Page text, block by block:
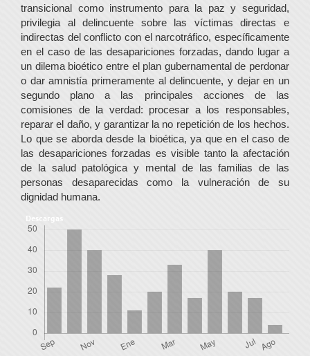
transicional como instrumento para la paz y seguridad,
privilegia al delincuente sobre las víctimas directas e
indirectas del conflicto con el narcotráfico, específicamente
en el caso de las desapariciones forzadas, dando lugar a
un dilema bioético entre el plan gubernamental de perdonar
o dar amnistía primeramente al delincuente, y dejar en un
segundo plano a las principales acciones de las
comisiones de la verdad: procesar a los responsables,
reparar el daño, y garantizar la no repetición de los hechos.
Lo que se aborda desde la bioética, ya que en el caso de
las desapariciones forzadas es visible tanto la afectación
de la salud patológica y mental de las familias de las
personas desaparecidas como la vulneración de su
dignidad humana.
Descargas